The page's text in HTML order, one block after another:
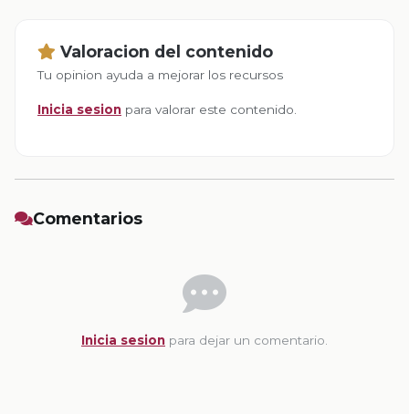
Valoracion del contenido
Tu opinion ayuda a mejorar los recursos
Inicia sesion para valorar este contenido.
Comentarios
Inicia sesion para dejar un comentario.